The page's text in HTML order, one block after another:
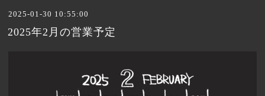
2025-01-30 10:55:00
2025年2月の営業予定